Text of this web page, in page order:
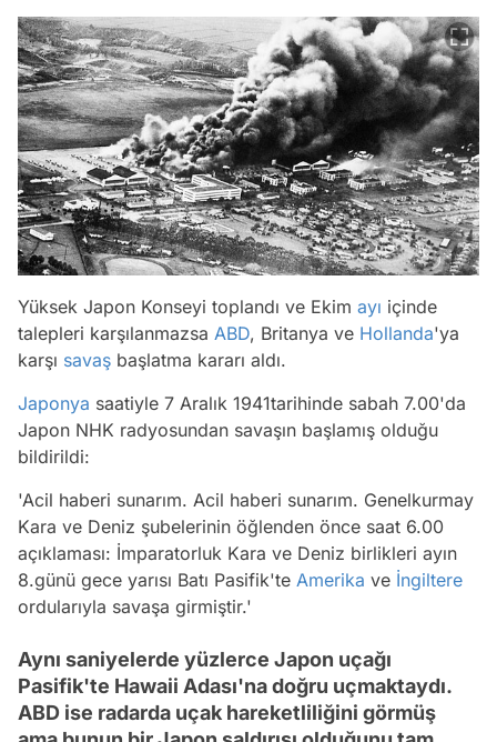
Yüksek Japon Konseyi toplandı ve Ekim ayı içinde
talepleri karşılanmazsa ABD, Britanya ve Hollanda'ya
karşı savaş başlatma kararı aldı.
Japonya saatiyle 7 Aralık 1941tarihinde sabah 7.00'da
Japon NHK radyosundan savaşın başlamış olduğu
bildirildi:
'Acil haberi sunarım. Acil haberi sunarım. Genelkurmay
Kara ve Deniz şubelerinin öğlenden önce saat 6.00
açıklaması: İmparatorluk Kara ve Deniz birlikleri ayın
8.günü gece yarısı Batı Pasifik'te Amerika ve İngiltere
ordularıyla savaşa girmiştir.'
Aynı saniyelerde yüzlerce Japon uçağı
Pasifik'te Hawaii Adası'na doğru uçmaktaydı.
ABD ise radarda uçak hareketliliğini görmüş